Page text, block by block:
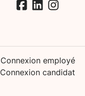
Connexion employé
Connexion candidat